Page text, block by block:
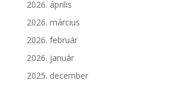
2026. április
2026. március
2026. február
2026. január
2025. december